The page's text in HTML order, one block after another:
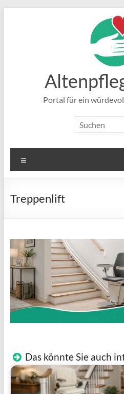
Portal für ein
Treppenlift
Das könnte Sie auch